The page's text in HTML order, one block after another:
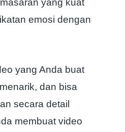
yang kuat
emosi dengan
yang Anda buat
dan bisa
secara detail
membuat video